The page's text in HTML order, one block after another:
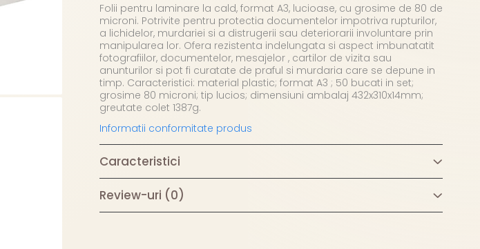
Folii pentru laminare la cald, format A3, lucioase, cu grosime de 80 de
microni. Potrivite pentru protectia documentelor impotriva rupturilor,
a lichidelor, murdariei si a distrugerii sau deteriorarii involuntare prin
manipularea lor. Ofera rezistenta indelungata si aspect imbunatatit
fotografiilor, documentelor, mesajelor , cartilor de vizita sau
anunturilor si pot fi curatate de praful si murdaria care se depune in
timp. Caracteristici: material plastic; format A3 ; 50 bucati in set;
grosime 80 microni; tip lucios; dimensiuni ambalaj 432x310x14mm;
greutate colet 1387g.
Informatii conformitate produs
Caracteristici
Review-uri (0)